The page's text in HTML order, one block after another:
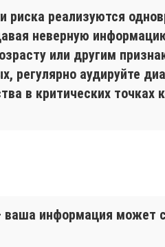
реализуются
неверную
или другим
регулярно аудируйте
в критических точках
ваша информация может